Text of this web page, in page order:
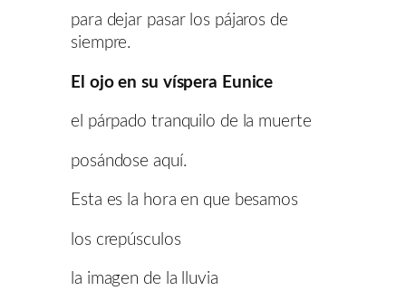
para dejar pasar los pájaros de
siempre.
El ojo en su víspera Eunice
el párpado tranquilo de la muerte
posándose aquí.
Esta es la hora en que besamos
los crepúsculos
la imagen de la lluvia